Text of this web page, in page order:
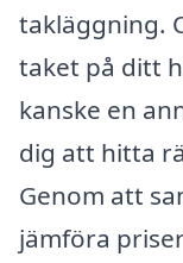
takläggning.
taket på ditt
kanske en
dig att hitta
Genom att
jämföra